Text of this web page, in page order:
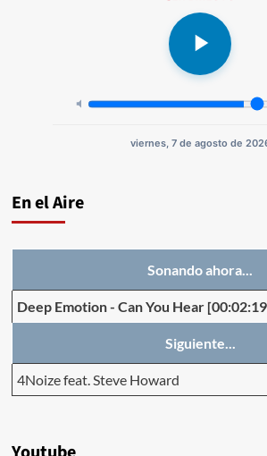
viernes, 7 de agosto de
En el Aire
Sonando ahora...
Deep Emotion- Can You Hear
Siguiente...
4Noize feat. Steve Howard